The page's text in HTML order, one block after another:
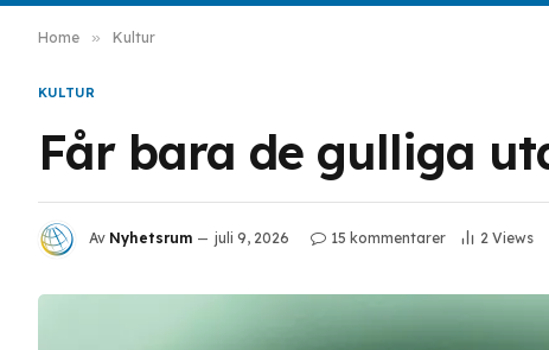
Home » Kultur
KULTUR
Får bara de gulliga
Av Nyhetsrum juli 9, 2026 15 kommentarer 2 Views